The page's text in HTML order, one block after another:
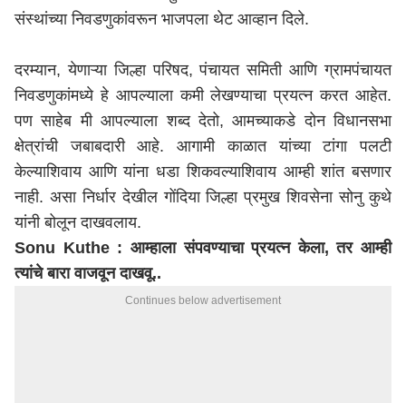
संस्थांच्या निवडणुकांवरून भाजपला थेट आव्हान दिले.
दरम्यान, येणाऱ्या जिल्हा परिषद, पंचायत समिती आणि ग्रामपंचायत
निवडणुकांमध्ये हे आपल्याला कमी लेखण्याचा प्रयत्न करत आहेत.
पण साहेब मी आपल्याला शब्द देतो, आमच्याकडे दोन विधानसभा
क्षेत्रांची जबाबदारी आहे. आगामी काळात यांच्या टांगा पलटी
केल्याशिवाय आणि यांना धडा शिकवल्याशिवाय आम्ही शांत बसणार
नाही. असा निर्धार देखील गोंदियाजिल्हा प्रमुख शिवसेना सोनु कुथे
यांनी बोलूनदाखवलाय.
Sonu Kuthe : आम्हाला संपवण्याचा प्रयत्न केला, तर आम्ही
त्यांचे बारा वाजवून दाखवू..
Continues below advertisement